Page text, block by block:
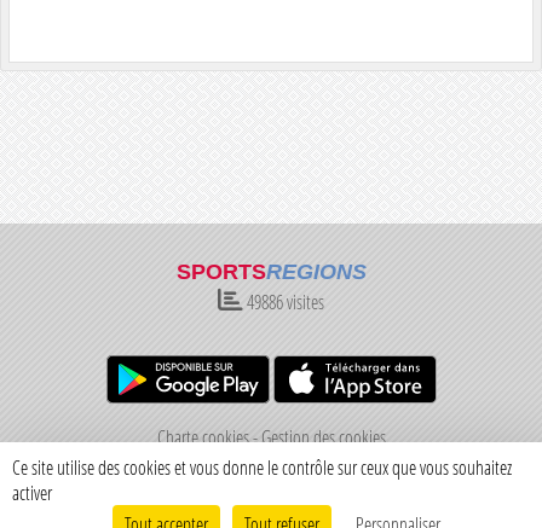
SPORTSREGIONS
49886visites
Charte cookies Gestion des cookies
Informations légales Signaler un contenu inapproprié
Ce site utilise des cookies et vous donne le contrôle sur ceux que vous souhaitez
activer